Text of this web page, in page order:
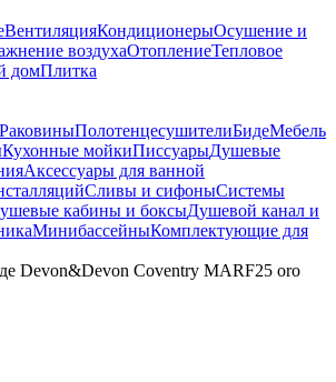
ВентиляцияКондиционерыОсушение и
воздухаОтоплениеТепловое
домПлитка
РаковиныПолотенцесушителиБидеМебель
Кухонные мойкиПиссуарыДушевые
Аксессуары для ванной
Сливы и сифоныСистемы
кабины и боксыДушевой канал и
МинибассейныКомплектующие для
Devon&Devon Coventry MARF25 oro